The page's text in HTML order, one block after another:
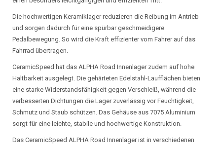
Die hochwertigen Keramiklager reduzieren die Reibung im Antrieb
und sorgen dadurch für eine spürbar geschmeidigere
Pedalbewegung. So wird die Kraft effizienter vom Fahrer auf das
Fahrrad übertragen.
CeramicSpeed hat das ALPHA Road Innenlager zudem auf hohe
Haltbarkeit ausgelegt. Die gehärteten Edelstahl-Laufflächen bieten
eine starke Widerstandsfähigkeit gegen Verschleiß, während die
verbesserten Dichtungen die Lager zuverlässig vor Feuchtigkeit,
Schmutz und Staub schützen. Das Gehäuse aus 7075 Aluminium
sorgt für eine leichte, stabile und hochwertige Konstruktion.
Das CeramicSpeed ALPHA Road Innenlager ist in verschiedenen